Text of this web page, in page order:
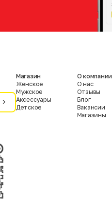
Магазин
Женское
Мужское
Аксессуары
Детское
О компании
О нас
Отзывы
Блог
Вакансии
Магазины